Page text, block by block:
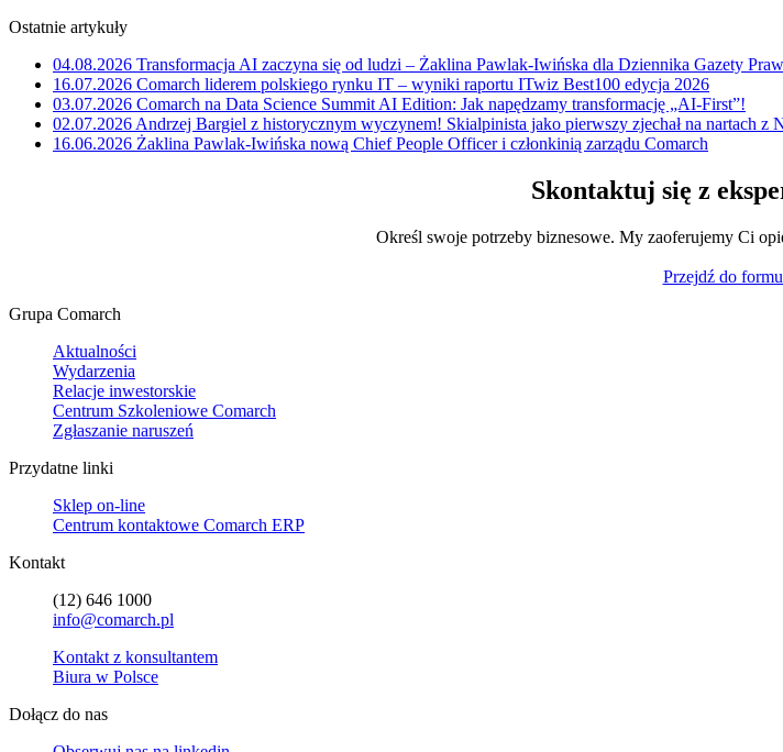
Ostatnie artykuły
04.08.2026 Transformacja AI zaczyna się od ludzi – Żaklina Pawlak-Iwińska dla Dziennika Gazety
16.07.2026 Comarch liderem polskiego rynku IT – wyniki raportu ITwiz Best100 edycja 2026
03.07.2026 Comarch na Data Science Summit AI Edition: Jak napędzamy transformację „AI-First”!
02.07.2026 Andrzej Bargiel z historycznym wyczynem! Skialpinista jako pierwszy zjechał na nartach z
16.06.2026 Żaklina Pawlak-Iwińska nową Chief People Officer i członkinią zarządu Comarch
Skontaktuj się z
Określ swoje potrzeby biznesowe. My zaoferujemy Ci
Przejdź do
Grupa Comarch
Aktualności
Wydarzenia
Relacje inwestorskie
Centrum Szkoleniowe Comarch
Zgłaszanie naruszeń
Przydatne linki
Sklep on-line
Centrum kontaktowe Comarch ERP
Kontakt
(12) 646 1000
info@comarch.pl
Kontakt z konsultantem
Biura w Polsce
Dołącz do nas